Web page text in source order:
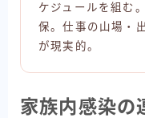
ケジュールを組む
保。仕事の山場・
が現実的。
家族内感染の